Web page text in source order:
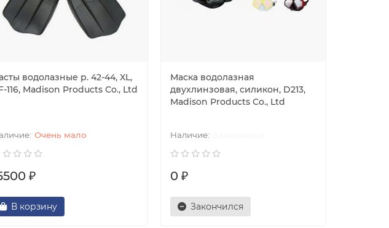
водолазные р. 42-44, XL,
116, Madison Products Co., Ltd
Очень мало
₽
В корзину
Маска водолазная
двухлинзовая, силикон, D213,
Madison Products Co., Ltd
0 ₽
Закончился